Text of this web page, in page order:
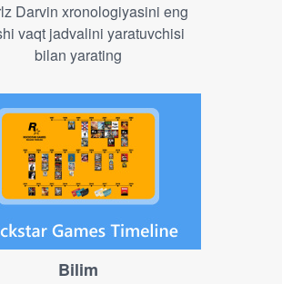
Darvin xronologiyasini eng
vaqt jadvalini yaratuvchisi
bilan yarating
Bilim